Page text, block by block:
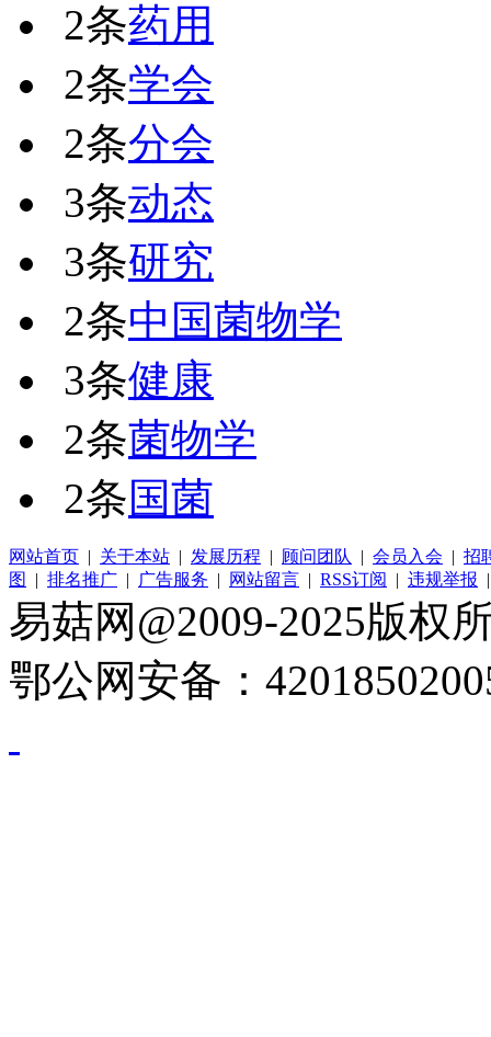
2条药用
2条学会
2条分会
3条动态
3条研究
2条中国菌物学
3条健康
2条菌物学
2条国菌
网站首页 | 关于本站 | 发展历程 | 顾问团队 | 会员入会 | 招
图
| 排名推广 | 广告服务 | 网站留言 | RSS订阅 | 违规举报
易菇网@2009-2025版权
鄂公网安备：